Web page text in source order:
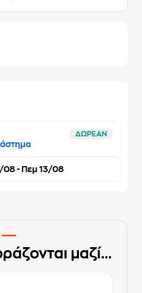
ΔΩΡΕΑΝ
08 - Πεμ 13/08
μαζί...